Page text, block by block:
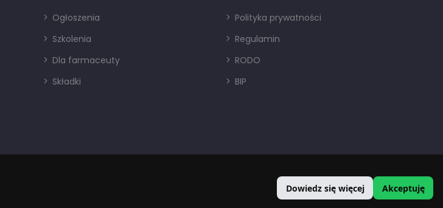
Ogłoszenia
Szkolenia
Dla farmaceuty
Składki
Polityka prywatności
Regulamin
RODO
BIP
Dowiedz się więcej Akceptuję